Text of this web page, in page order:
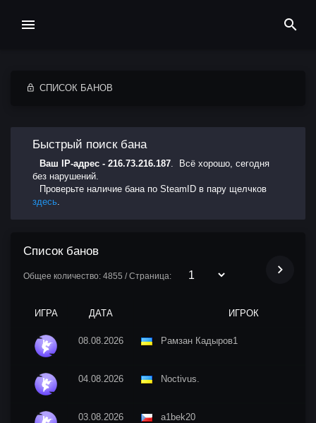
СПИСОК БАНОВ
Быстрый поиск бана
Ваш IP-адрес - 216.73.216.187. Всё хорошо, сегодня
без нарушений.
Проверьте наличие бана по SteamID в пару щелчков
здесь.
Список банов
Общее количество: 4855 / Страница:
ИГРА ДАТА ИГРОК
08.08.2026 Рамзан Кадыров1
04.08.2026 Nосtivus.
03.08.2026 a1bek20